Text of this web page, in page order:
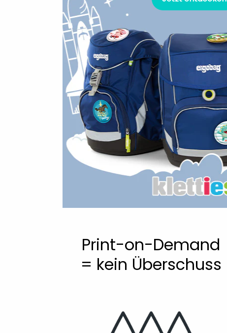
Print-on-Demand
= kein Überschuss